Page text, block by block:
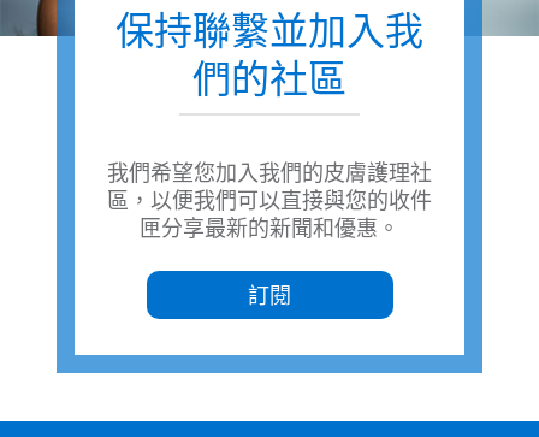
保持聯繫並加入我
們的社區
我們希望您加入我們的皮膚護理社
區，以便我們可以直接與您的收件
匣分享最新的新聞和優惠。
訂閱